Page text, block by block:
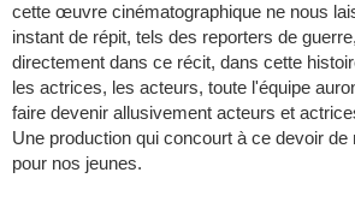
cette œuvre cinématographique ne nous
instant de répit, tels des reporters de
directement dans ce récit, dans cette
les actrices, les acteurs, toute l'équipe
faire devenir allusivement acteurs et
Une production qui concourt à ce devoir
pour nos jeunes.